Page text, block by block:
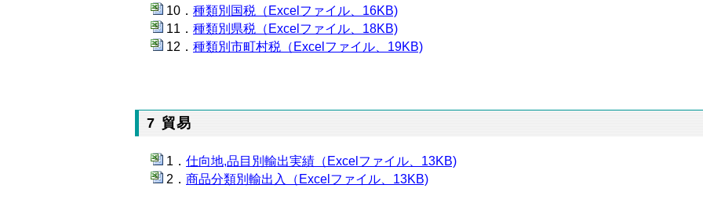
種類別国税（Excelファイル、16KB)
種類別県税（Excelファイル、18KB)
種類別市町村税（Excelファイル、19KB)
7 貿易
仕向地,品目別輸出実績（Excelファイル、13KB)
商品分類別輸出入（Excelファイル、13KB)